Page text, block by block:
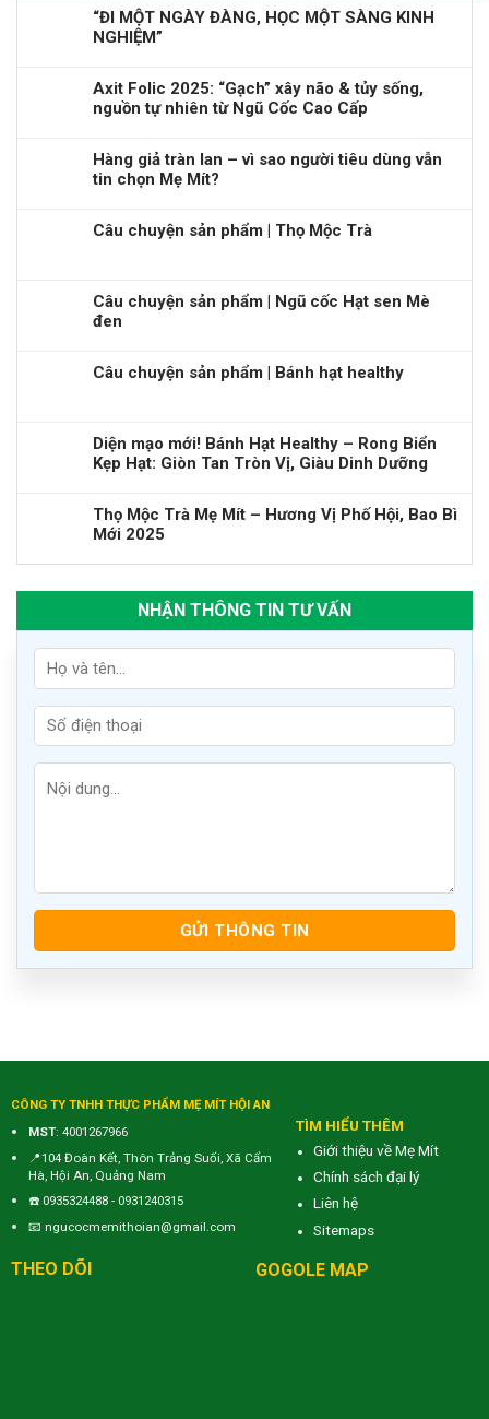
“ĐI MỘT NGÀY ĐÀNG, HỌC MỘT SÀNG KINH
NGHIỆM”
Axit Folic 2025: “Gạch” xây não & tủy sống,
nguồn tự nhiên từ Ngũ Cốc Cao Cấp
Hàng giả tràn lan – vì sao người tiêu dùng vẫn
tin chọn Mẹ Mít?
Câu chuyện sản phẩm | Thọ Mộc Trà
Câu chuyện sản phẩm | Ngũ cốc Hạt sen Mè
đen
Câu chuyện sản phẩm | Bánh hạt healthy
Diện mạo mới! Bánh Hạt Healthy – Rong Biển
Kẹp Hạt: Giòn Tan Tròn Vị, Giàu Dinh Dưỡng
Thọ Mộc Trà Mẹ Mít – Hương Vị Phố Hội, Bao Bì
Mới 2025
NHẬN THÔNG TIN TƯ VẤN
CÔNG TY TNHH THỰC PHẨM MẸ MÍT HỘI AN
MST: 4001267966
📍104 Đoàn Kết, Thôn Trảng Suối, Xã Cẩm
Hà, Hội An, Quảng Nam
☎️0935324488 -0931240315
📧ngucocmemithoian@gmail.com
TÌM HIỂU THÊM
Giới thiệu về Mẹ Mít
Chính sách đại lý
Liên hệ
Sitemaps
THEO DÕI GOGOLE MAP